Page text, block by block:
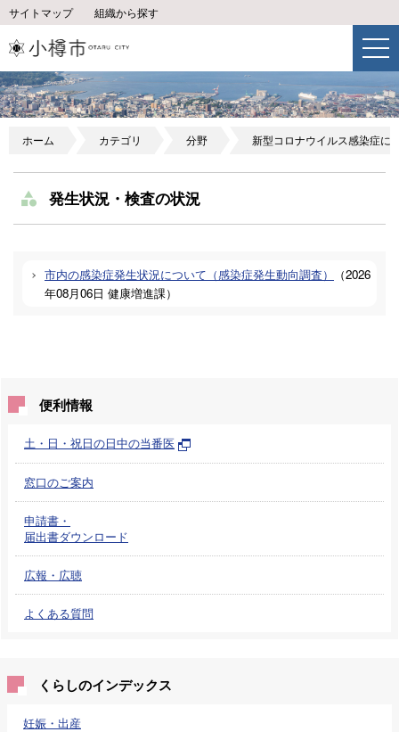
サイトマップ 組織から探す
ホーム カテゴリ 分野 新型コロナウイルス感染症に
発生状況・検査の状況
市内の感染症発生状況について（感染症発生動向調査） （2026
年08月06日 健康増進課）
便利情報
土・日・祝日の日中の当番医
窓口のご案内
申請書・
届出書ダウンロード
広報・広聴
よくある質問
くらしのインデックス
妊娠・出産